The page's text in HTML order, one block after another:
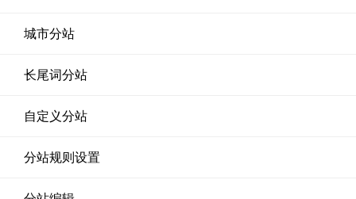
城市分站
长尾词分站
自定义分站
分站规则设置